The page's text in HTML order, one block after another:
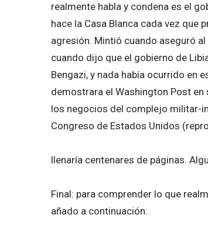
realmente habla y condena es el
hace la Casa Blanca cada vez que
agresión. Mintió cuando aseguró
cuando dijo que el gobierno de
Bengazi, y nada había ocurrido en
demostrara el Washington Post
los negocios del complejo militar-
Congreso de Estados Unidos
llenaría centenares de páginas.
Final: para comprender lo que
añado a continuación: